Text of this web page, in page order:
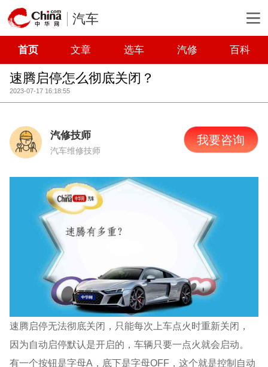
汽车
首页 文章 选车 汽修 百科
速腾启停怎么彻底关闭？
2023-07-17 16:18:55
汽修技师
汽车维修技师
我要咨询
速腾启停无法彻底关闭，只能每次上车点火时重新关闭，
因为自动启停默认是开启的，车辆只要一点火就会启动。
有一个按钮是字母A，底下是字母OFF，这个就是控制自动